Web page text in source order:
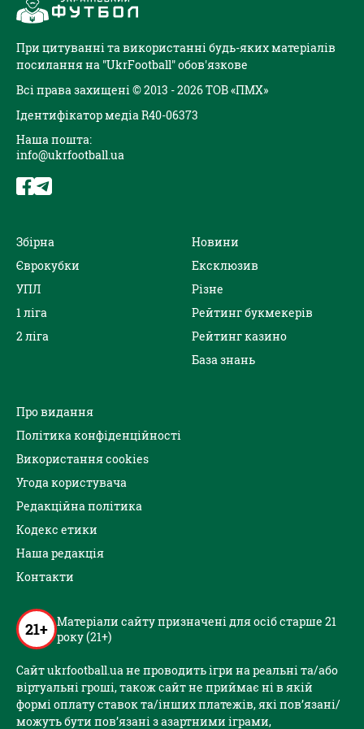
При цитуванні та використанні будь-яких матеріалів
посилання на "UkrFootball" обов'язкове
Всі права захищені © 2013 - 2026 ТОВ «ПМХ»
Ідентифікатор медіа R40-06373
Наша пошта:
info@ukrfootball.ua
Збірна
Єврокубки
УПЛ
1 ліга
2 ліга
Новини
Ексклюзив
Різне
Рейтинг букмекерів
Рейтинг казино
База знань
Про видання
Політика конфіденційності
Використання cookies
Угода користувача
Редакційна політика
Кодекс етики
Наша редакція
Контакти
21+ Матеріали сайту призначені для осіб старше 21
року (21+)
Сайт ukrfootball.ua не проводить ігри на реальні та/або
віртуальні гроші, також сайт не приймає ні в якій
формі оплату ставок та/інших платежів, які пов’язані/
можуть бути пов’язані з азартними іграми,